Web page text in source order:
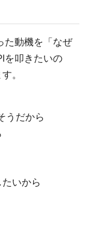
た動機を「なぜ
を叩きたいの
。
うだから
いから